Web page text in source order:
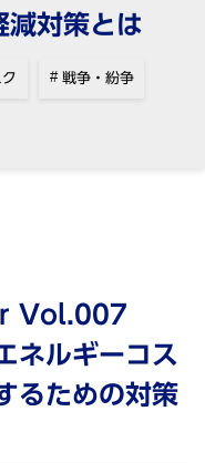
減対策とは
戦争・紛争
Vol.007
ネルギーコス
るための対策